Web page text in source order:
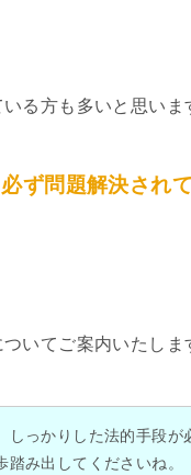
る方も多いと思いま
ず問題解決されて
いてご案内いたしま
っかりした法的手段が
み出してくださいね。